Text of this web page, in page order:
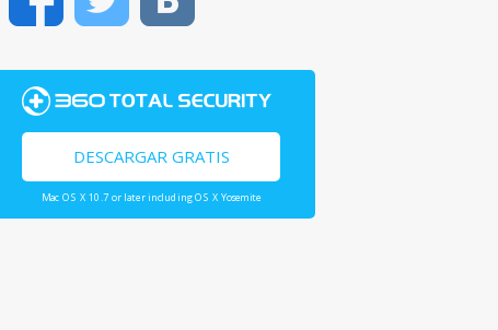
FacebookTwitter
DESCARGAR GRATIS
Mac OS X 10.7 or later including OS X Yosemite